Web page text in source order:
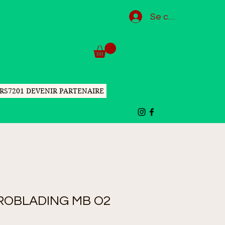
Se connecter
DEVENIR PARTENAIRE
MB O2